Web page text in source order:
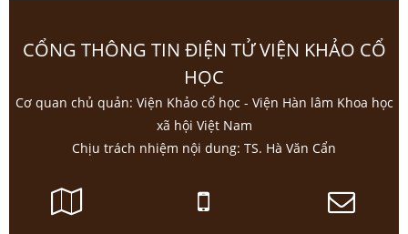
CỔNG THÔNG TIN ĐIỆN TỬ VIỆN KHẢO CỔ
HỌC
Cơ quan chủ quản: Viện Khảo cổ học - Viện Hàn lâm Khoa học
xã hội Việt Nam
Chịu trách nhiệm nội dung: TS. Hà Văn Cẩn